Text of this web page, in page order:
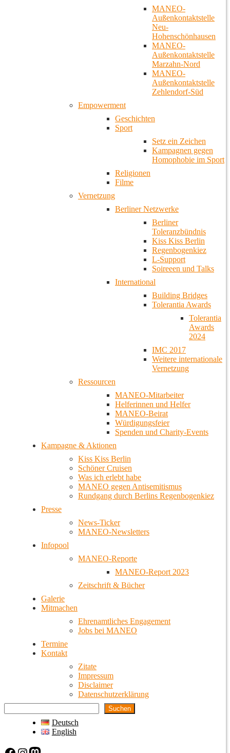
MANEO-
Außenkontaktstelle
Neu-
Hohenschönhausen
MANEO-
Außenkontaktstelle
Marzahn-Nord
MANEO-
Außenkontaktstelle
Zehlendorf-Süd
Empowerment
Geschichten
Sport
Setz ein Zeichen
Kampagnen gegen
Homophobie im Sport
Religionen
Filme
Vernetzung
Berliner Netzwerke
Berliner
Toleranzbündnis
Kiss Kiss Berlin
Regenbogenkiez
L-Support
Soireeen und Talks
International
Building Bridges
Tolerantia Awards
Tolerantia
Awards
2024
IMC 2017
Weitere internationale
Vernetzung
Ressourcen
MANEO-Mitarbeiter
Helferinnen und Helfer
MANEO-Beirat
Würdigungsfeier
Spenden und Charity-Events
Kampagne & Aktionen
Kiss Kiss Berlin
Schöner Cruisen
Was ich erlebt habe
MANEO gegen Antisemitismus
Rundgang durch Berlins Regenbogenkiez
Presse
News-Ticker
MANEO-Newsletters
Infopool
MANEO-Reporte
MANEO-Report 2023
Zeitschrift & Bücher
Galerie
Mitmachen
Ehrenamtliches Engagement
Jobs bei MANEO
Termine
Kontakt
Zitate
Impressum
Disclaimer
Datenschutzerklärung
Suchen
Deutsch
English